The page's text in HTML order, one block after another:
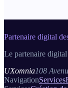
Partenaire digital
Le partenaire
UXomnia108
NavigationServices